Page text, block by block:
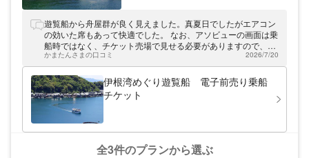
ょう！
上からのカモメにエサやりもできて、盛り上
がること間違いなし！SNS映えやお子さま
とのご参加など、素敵な思い出の1ページに
なりますよ。お近くを観光の際は、是非お立
ち寄りください。
遊覧船から舟屋群が良く見えました。真夏日でしたがエアコン
の効いた席もあって快適でした。 なお、アソビューの画面は乗
船時ではなく、チケット売場で見せる必要がありますので、現
地へ着いたらチケットカウンターに行きましょう。団体が多い
ので、受付しないでいると、1便後になってしまいます。 お土
産コーナーは狭いですが近くの道の駅より充実しているので、
待ち時間に眺めているといいと思います。
かまたんさまの口コミ 2026/7/20
伊根湾めぐり遊覧船 電子前売り乗船
チケット
全3件のプランから選ぶ